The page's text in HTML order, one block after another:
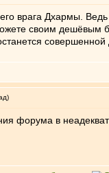
врага Дхармы. Ведь
своим
форума в